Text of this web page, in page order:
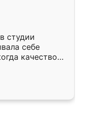
студии
себе
качеством
уже почти